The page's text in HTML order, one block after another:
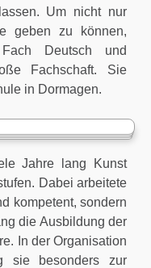
Um nicht nur
geben zu können,
Deutsch und
Fachschaft. Sie
in Dormagen.
Jahre lang Kunst
Dabei arbeitete
kompetent, sondern
die Ausbildung der
In der Organisation
sie besonders zur